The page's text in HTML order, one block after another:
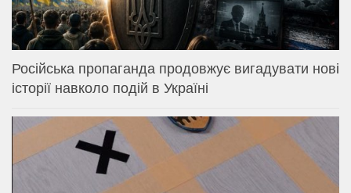
Російська пропаганда продовжує вигадувати нові
історії навколо подій в Україні